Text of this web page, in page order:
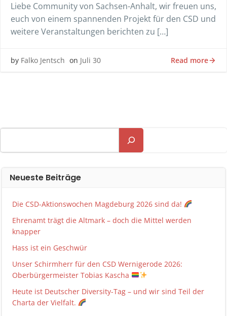
Liebe Community von Sachsen-Anhalt, wir freuen uns,
euch von einem spannenden Projekt für den CSD und
weitere Veranstaltungen berichten zu […]
by Falko Jentsch on Juli 30 Read more
Suchen
Neueste Beiträge
Die CSD-Aktionswochen Magdeburg 2026 sind da!
Ehrenamt trägt die Altmark – doch die Mittel werden
knapper
Hass ist ein Geschwür
Unser Schirmherr für den CSD Wernigerode 2026:
Oberbürgermeister Tobias Kascha
Heute ist Deutscher Diversity-Tag – und wir sind Teil der
Charta der Vielfalt.